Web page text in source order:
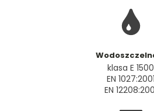
klasa E 1500
EN 1027:2001
EN